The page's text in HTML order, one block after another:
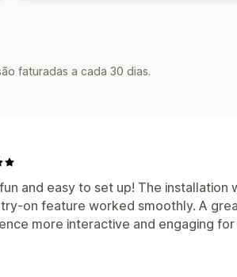
faturadas a cada 30 dias.
and easy to set up! The installation
on feature worked smoothly. A
more interactive and engaging